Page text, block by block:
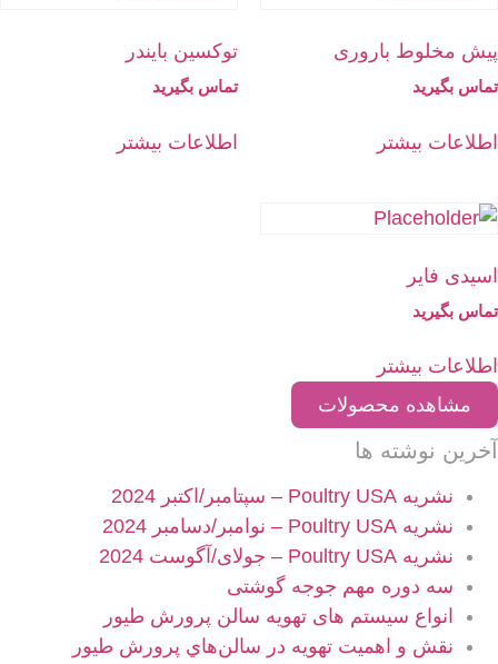
پیش مخلوط باروری
تماس بگیرید
اطلاعات بیشتر
توکسین بایندر
تماس بگیرید
اطلاعات بیشتر
اسیدی فایر
تماس بگیرید
اطلاعات بیشتر
مشاهده محصولات
آخرین نوشته ها
نشریه Poultry USA – سپتامبر/اکتبر 2024
نشریه Poultry USA – نوامبر/دسامبر 2024
نشریه Poultry USA – جولای/آگوست 2024
سه دوره مهم جوجه گوشتی
انواع سیستم های تهویه سالن پرورش طیور
نقش و اهميت تهویه در سالن‌هاي پرورش طیور